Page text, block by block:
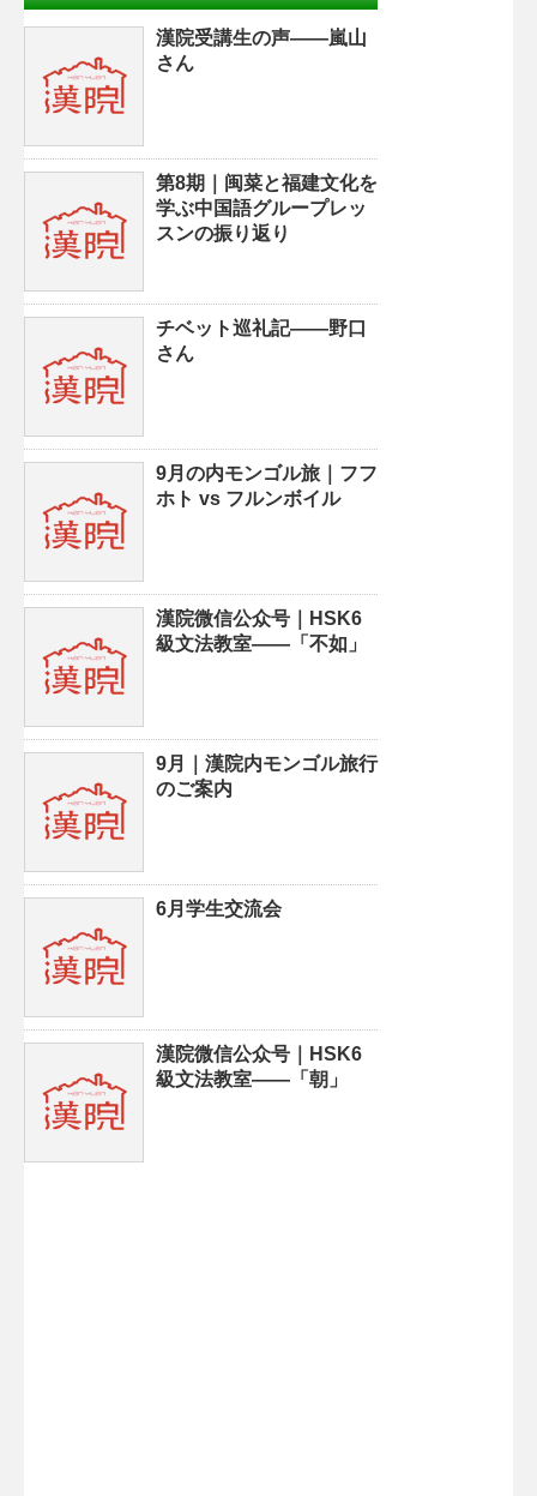
漢院受講生の声——嵐山
さん
第8期｜闽菜と福建文化を
学ぶ中国語グループレッ
スンの振り返り
チベット巡礼記——野口
さん
9月の内モンゴル旅｜フフ
ホト vs フルンボイル
漢院微信公众号｜HSK6
級文法教室——「不如」
9月｜漢院内モンゴル旅行
のご案内
6月学生交流会
漢院微信公众号｜HSK6
級文法教室——「朝」